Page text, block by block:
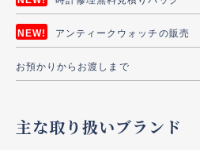
アンティークウォッチの販売
お預かりからお渡しまで
主な取り扱いブランド